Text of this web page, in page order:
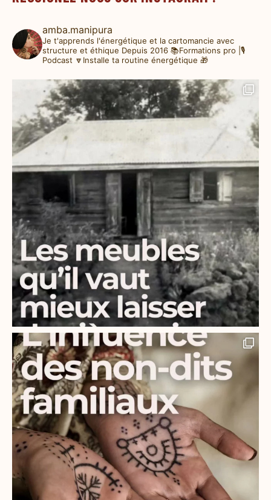
amba.manipura
Je t'apprends l'énergétique et la cartomancie avec
structure et éthique Depuis 2016 📚Formations pro |🎙️
Podcast 🔽Installe ta routine énergétique 🎁